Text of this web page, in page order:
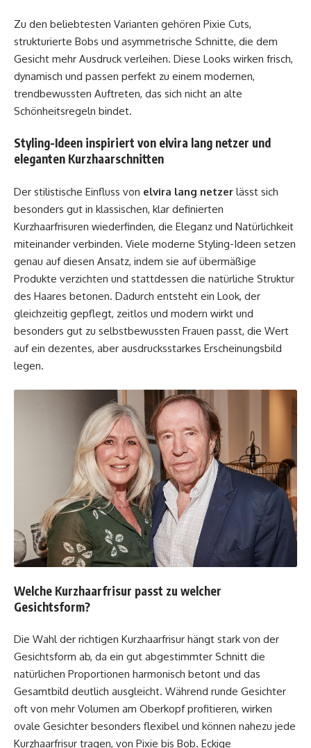
Zu den beliebtesten Varianten gehören Pixie Cuts,
strukturierte Bobs und asymmetrische Schnitte, die dem
Gesicht mehr Ausdruck verleihen. Diese Looks wirken frisch,
dynamisch und passen perfekt zu einem modernen,
trendbewussten Auftreten, das sich nicht an alte
Schönheitsregeln bindet.
Styling-Ideen inspiriert von elvira lang netzer und
eleganten Kurzhaarschnitten
Der stilistische Einfluss von elvira lang netzer lässt sich
besonders gut in klassischen, klar definierten
Kurzhaarfrisuren wiederfinden, die Eleganz und Natürlichkeit
miteinander verbinden. Viele moderne Styling-Ideen setzen
genau auf diesen Ansatz, indem sie auf übermäßige
Produkte verzichten und stattdessen die natürliche Struktur
des Haares betonen. Dadurch entsteht ein Look, der
gleichzeitig gepflegt, zeitlos und modern wirkt und
besonders gut zu selbstbewussten Frauen passt, die Wert
auf ein dezentes, aber ausdrucksstarkes Erscheinungsbild
legen.
Welche Kurzhaarfrisur passt zu welcher
Gesichtsform?
Die Wahl der richtigen Kurzhaarfrisur hängt stark von der
Gesichtsform ab, da ein gut abgestimmter Schnitt die
natürlichen Proportionen harmonisch betont und das
Gesamtbild deutlich ausgleicht. Während runde Gesichter
oft von mehr Volumen am Oberkopf profitieren, wirken
ovale Gesichter besonders flexibel und können nahezu jede
Kurzhaarfrisur tragen, von Pixie bis Bob. Eckige